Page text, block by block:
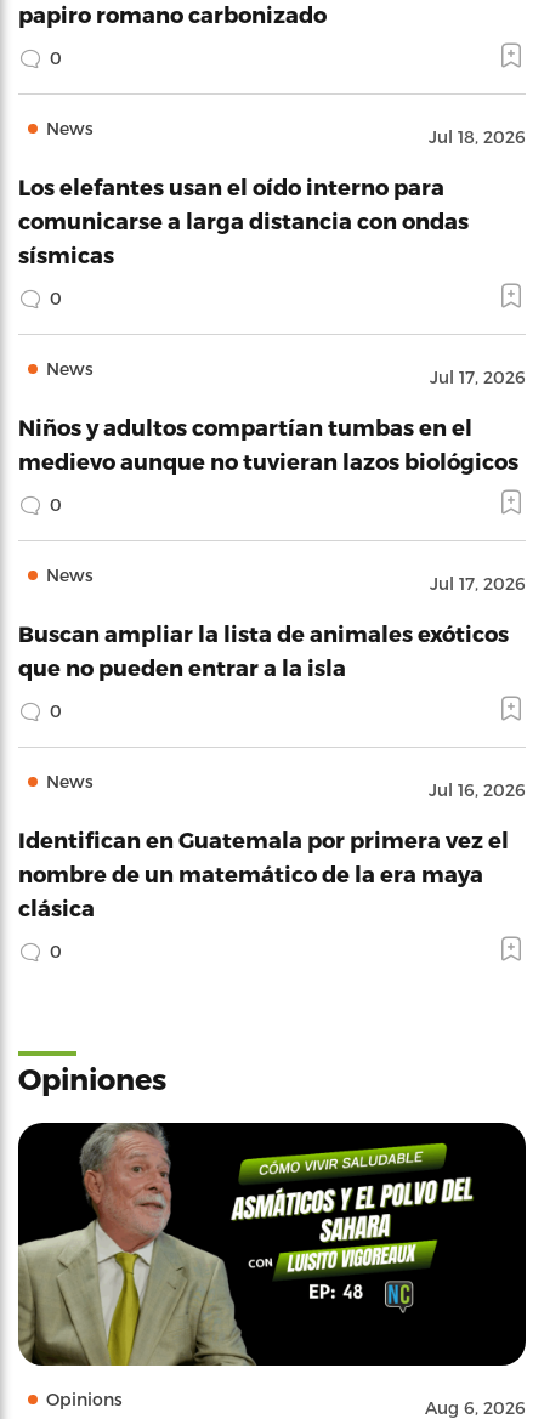
papiro romano carbonizado
0
News Jul 18, 2026
Los elefantes usan el oído interno para
comunicarse a larga distancia con ondas
sísmicas
0
News Jul 17, 2026
Niños y adultos compartían tumbas en el
medievo aunque no tuvieran lazos biológicos
0
News Jul 17, 2026
Buscan ampliar la lista de animales exóticos
que no pueden entrar a la isla
0
News Jul 16, 2026
Identifican en Guatemala por primera vez el
nombre de un matemático de la era maya
clásica
0
Opiniones
Opinions Aug 6, 2026